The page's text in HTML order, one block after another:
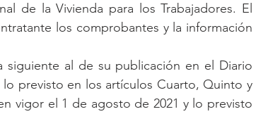
de la Vivienda para los Trabajadores. El
los comprobantes y la información
siguiente al de su publicación en el Diario
previsto en los artículos Cuarto, Quinto y
vigor el 1 de agosto de 2021 y lo previsto